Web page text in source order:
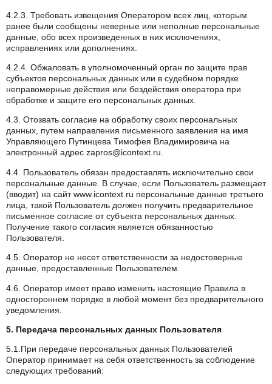
4.2.3. Требовать извещения Оператором всех лиц, которым
ранее были сообщены неверные или неполные персональные
данные, обо всех произведенных в них исключениях,
исправлениях или дополнениях.
4.2.4. Обжаловать в уполномоченный орган по защите прав
субъектов персональных данных или в судебном порядке
неправомерные действия или бездействия оператора при
обработке и защите его персональных данных.
4.3. Отозвать согласие на обработку своих персональных
данных, путем направления письменного заявления на имя
Управляющего Путинцева Тимофея Владимировича на
электронный адрес zapros@icontext.ru.
4.4. Пользователь обязан предоставлять исключительно свои
персональные данные. В случае, если Пользователь размещает
(вводит) на сайт www.icontext.ru персональные данные третьего
лица, такой Пользователь должен получить предварительное
письменное согласие от субъекта персональных данных.
Получение такого согласия является обязанностью
Пользователя.
4.5. Оператор не несет ответственности за недостоверные
данные, предоставленные Пользователем.
4.6. Оператор имеет право изменить настоящие Правила в
одностороннем порядке в любой момент без предварительного
уведомления.
5. Передача персональных данных Пользователя
5.1.При передаче персональных данных Пользователей
Оператор принимает на себя ответственность за соблюдение
следующих требований: